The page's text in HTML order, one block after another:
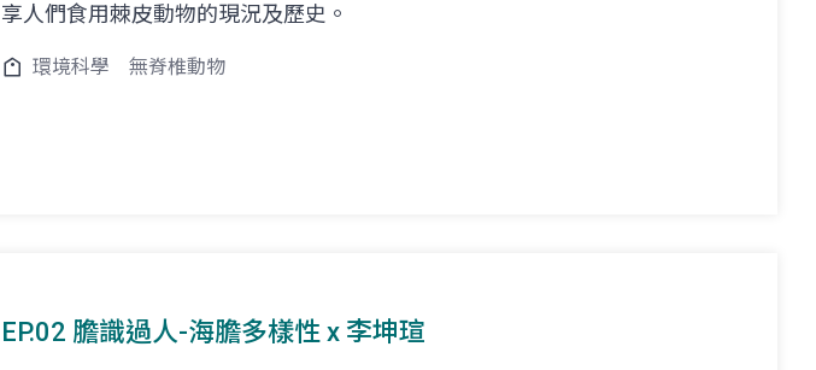
享人們食用棘皮動物的現況及歷史。
環境科學 無脊椎動物
EP.02 膽識過人-海膽多樣性 x 李坤瑄